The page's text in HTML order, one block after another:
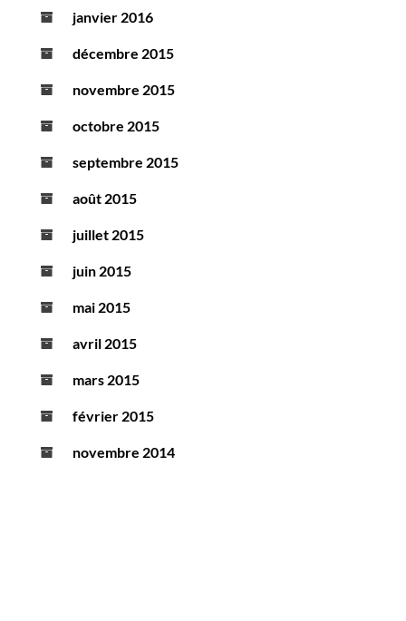
janvier 2016
décembre 2015
novembre 2015
octobre 2015
septembre 2015
août 2015
juillet 2015
juin 2015
mai 2015
avril 2015
mars 2015
février 2015
novembre 2014